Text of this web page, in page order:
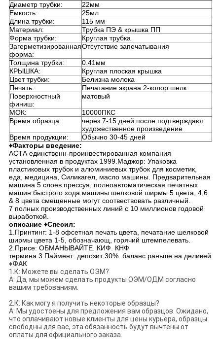
Диаметр трубки:
22мм
Емкость:
25мл
Длина трубки:
115 мм
Материал:
Трубка ПЭ & крышка ПП
Форма трубки:
Круглая трубка
Загерметизированная
форма:
Отсутствие запечатывания
Толщина трубки:
0.41мм
КРЫШКА:
Круглая плоская крышка
Цвет трубки:
Белизна молока
Печать:
Печатание экрана 2-колор шелк
Поверхностный
финиш:
матовый
МОК:
10000ПКС
Время образца:
через 7-15 дней после подтверждают
художественное произведение
Время продукции:
Обычно 30-45 дней
♦Факторы введение:
АСТА единственн-проинвестированная компания
установленная в продуктах 1999.Маджор: Упаковка
пластиковых трубок и алюминиевых трубок для косметик,
еда, медицина, Силикагел, масло машины. Предварительная
машина 5 слоев прессуя, полноавтоматическая печатных
машин быстрого хода машины шелковой ширмы 5 цвета, 4,6
& 8 цвета смещенные могут соотвествовать различный.
7 полных производственных линий с 10 миллионов годовой
выработкой.
описание ♦Спесил:
1.Принтинг: 1-8 офсетная печать цвета, печатание шелковой
ширмы цвета 1-5, обозначающ, горячий штемпелевать.
2.Присе: ОБМАНЫВАЙТЕ. КИФ. КНФ
термина 3.Паймент: депозит 30%. баланс раньше на деливей
♦ФАК
1.К: Можете вы сделать ОЭМ?
А: Да, мы можем сделать продукты ОЭМ/ОДМ согласно
вашим требованиям.
2.К: Как могу я получить некоторые образцы?
А: Мы удостоены для предложения вам образцов. Ожидано,
что оплачивают новые клиенты для цены курьера, образцы
свободны для вас, эта обязанность будут вычтены от
оплаты для официального заказа.